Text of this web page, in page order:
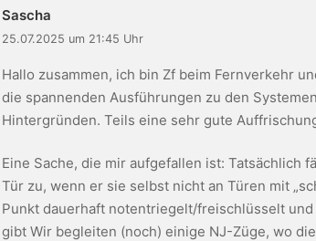
Sascha
25.07.2025 um 21:45 Uhr
Hallo zusammen, ich bin Zf beim Fernverkehr
die spannenden Ausführungen zu den
Hintergründen. Teils eine sehr gute
Eine Sache, die mir aufgefallen ist: Tatsächlich
Tür zu, wenn er sie selbst nicht an Türen mit
Punkt dauerhaft notentriegelt/freischlüsselt
gibt Wir begleiten (noch) einige NJ-Züge, wo